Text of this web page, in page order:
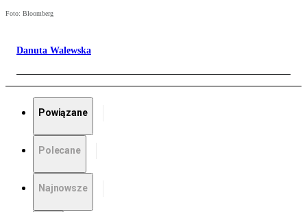
Foto: Bloomberg
Danuta Walewska
Powiązane
Polecane
Najnowsze